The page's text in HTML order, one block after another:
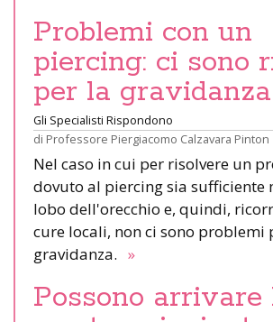
Problemi con un
piercing: ci sono
per la
Gli Specialisti Rispondono
di Professore Piergiacomo Calzavara Pinton
Nel caso in cui per risolvere un
dovuto al piercing sia sufficiente
lobo dell'orecchio e, quindi,
cure locali, non ci sono problemi
gravidanza. »
Possono arrivare